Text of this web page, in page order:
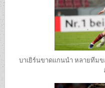
บาเยิร์นขาดแกนนำ หลายทีมข